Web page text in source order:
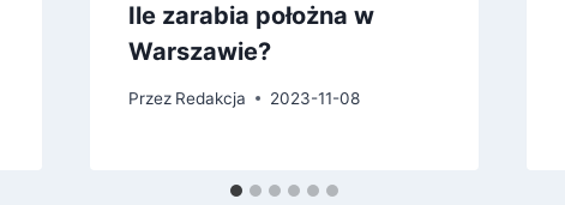
Ile zarabia położna w
Warszawie?
Przez Redakcja 2023-11-08